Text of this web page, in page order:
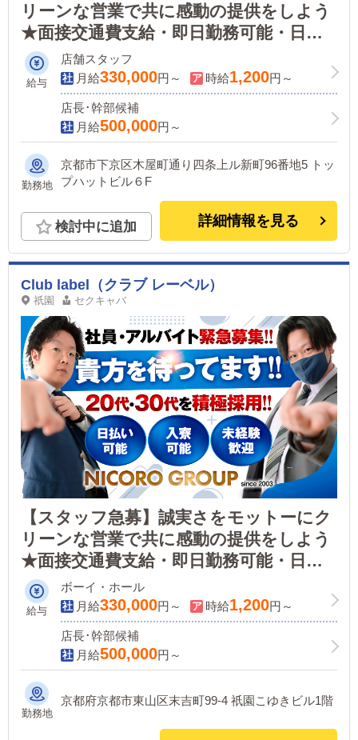
リーンな営業で共に感動の提供をしよう
★面接交通費支給・即日勤務可能・日払
いOK
給与
店舗スタッフ
月給330,000円～ 時給1,200円～
店長･幹部候補
月給500,000円～
勤務地
京都市下京区木屋町通り四条上ル新町96番地5 トッ
プハットビル６F
検討中に追加 詳細情報を見る
Club label（クラブ レーベル）
祇園 セクキャバ
【スタッフ急募】誠実さをモットーにク
リーンな営業で共に感動の提供をしよう
★面接交通費支給・即日勤務可能・日払
いOK
給与
ボーイ・ホール
月給330,000円～ 時給1,200円～
店長･幹部候補
月給500,000円～
勤務地
京都府京都市東山区末吉町99-4 祇園こゆきビル1階